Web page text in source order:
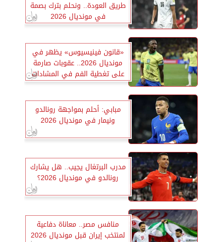
طريق العودة.. ونحلم بترك بصمة
في مونديال 2026
«قانون فينيسيوس» يظهر في
مونديال 2026.. عقوبات صارمة
على تغطية الفم في المشادات
مبابي: أحلم بمواجهة رونالدو
ونيمار في مونديال 2026
مدرب البرتغال يجيب.. هل يشارك
رونالدو في مونديال 2026؟
منافس مصر.. معاناة دفاعية
لمنتخب إيران قبل مونديال 2026